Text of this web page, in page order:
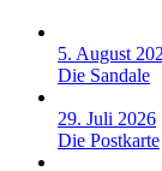
5. August
Die Sandale
29. Juli 2026
Die Postkarte